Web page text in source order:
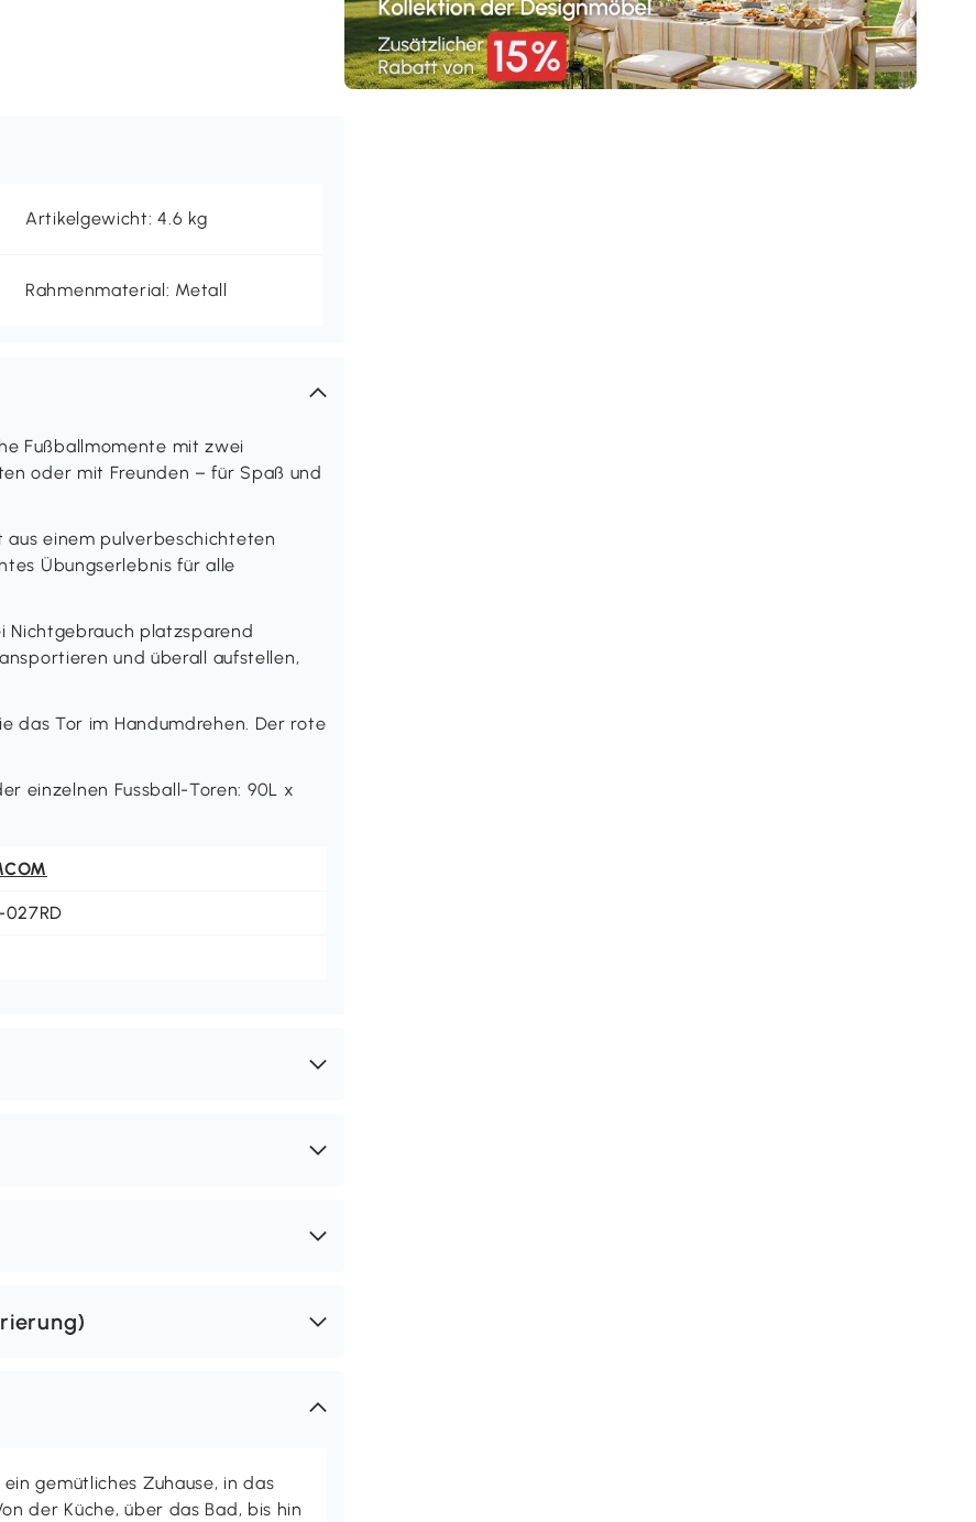
Artikelgewicht: 4.6 kg
Rahmenmaterial: Metall
Fußballmomente mit zwei
oder mit Freunden – für Spaß und
einem pulverbeschichteten
Übungserlebnis für alle
Nichtgebrauch platzsparend
und überall aufstellen,
das Tor im Handumdrehen. Der rote
einzelnen Fussball-Toren: 90L x
gemütliches Zuhause, in das
der Küche, über das Bad, bis hin